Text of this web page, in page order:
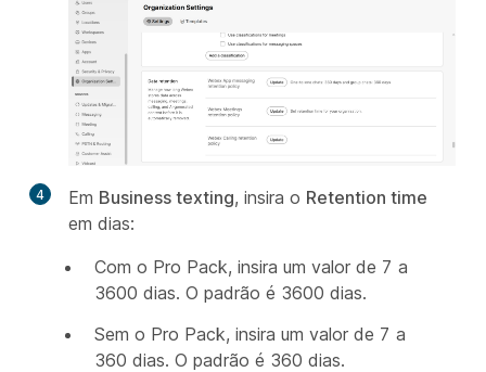
4 Em Business texting, insira o Retention time
em dias:
Com o Pro Pack, insira um valor de 7 a
3600 dias. O padrão é 3600 dias.
Sem o Pro Pack, insira um valor de 7 a
360 dias. O padrão é 360 dias.